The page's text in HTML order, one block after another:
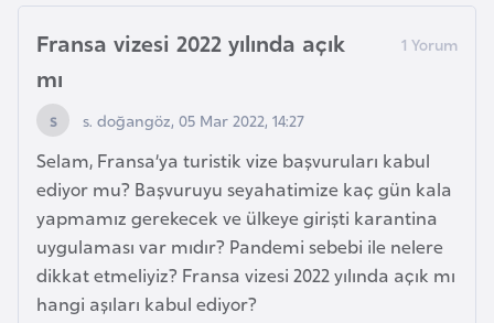
Fransa vizesi 2022 yılında açık
mı
s. doğangöz, 05 Mar 2022, 14:27
Selam, Fransa’ya turistik vize başvuruları kabul
ediyor mu? Başvuruyu seyahatimize kaç gün kala
yapmamız gerekecek ve ülkeye girişti karantina
uygulaması var mıdır? Pandemi sebebi ile nelere
dikkat etmeliyiz? Fransa vizesi 2022 yılında açık mı
hangi aşıları kabul ediyor?
a
n
y
a
İ
s
r
a
i
l